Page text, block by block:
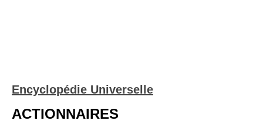
Encyclopédie Universelle
ACTIONNAIRES